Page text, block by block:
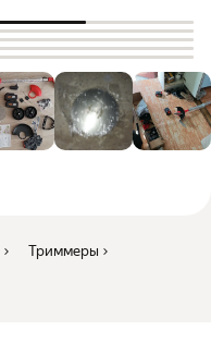
Триммеры